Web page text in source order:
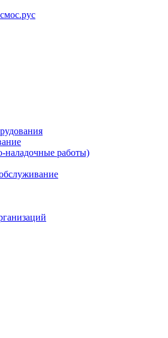
работы)